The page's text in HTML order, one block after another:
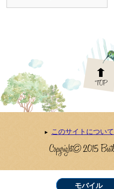
このサイトについて
モバイル